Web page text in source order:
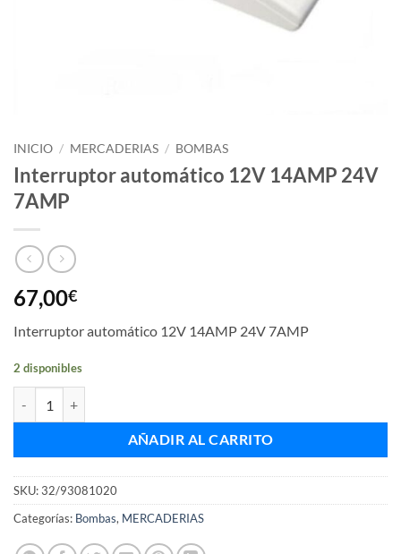
INICIO / MERCADERIAS / BOMBAS
Interruptor automático 12V 14AMP 24V
7AMP
67,00€
Interruptor automático 12V 14AMP 24V 7AMP
2 disponibles
AÑADIR AL CARRITO
SKU:32/93081020
Categorías: Bombas, MERCADERIAS